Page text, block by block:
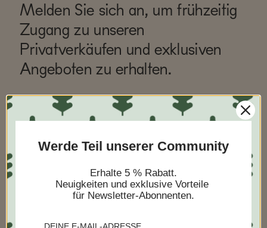
Melden Sie sich an, um frühzeitig
Zugang zu unseren
Privatverkäufen und exklusiven
Angeboten zu erhalten.
Ich möchte dies als Geschenk versenden
ABONNIEREN
Werde Teil unserer Community
Erhalte 5 % Rabatt.
Neuigkeiten und exklusive Vorteile
für Newsletter-Abonnenten.